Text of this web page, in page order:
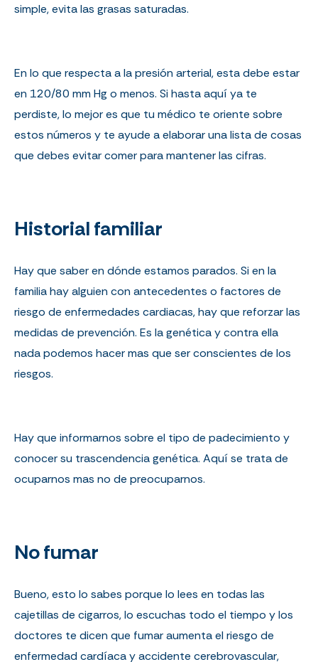
simple, evita las grasas saturadas.
En lo que respecta a la presión arterial, esta debe estar
en 120/80 mm Hg o menos. Si hasta aquí ya te
perdiste, lo mejor es que tu médico te oriente sobre
estos números y te ayude a elaborar una lista de cosas
que debes evitar comer para mantener las cifras.
Historial familiar
Hay que saber en dónde estamos parados. Si en la
familia hay alguien con antecedentes o factores de
riesgo de enfermedades cardiacas, hay que reforzar las
medidas de prevención. Es la genética y contra ella
nada podemos hacer mas que ser conscientes de los
riesgos.
Hay que informarnos sobre el tipo de padecimiento y
conocer su trascendencia genética. Aquí se trata de
ocuparnos mas no de preocuparnos.
No fumar
Bueno, esto lo sabes porque lo lees en todas las
cajetillas de cigarros, lo escuchas todo el tiempo y los
doctores te dicen que fumar aumenta el riesgo de
enfermedad cardíaca y accidente cerebrovascular,